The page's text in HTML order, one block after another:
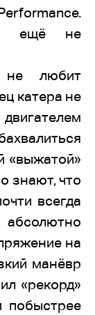
ещё не
не любит
катера не
«выжатой»
знают, что
всегда
абсолютно
на
манёвр
«рекорд»
побыстрее